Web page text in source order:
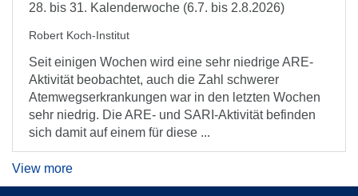
28. bis 31. Kalenderwoche (6.7. bis 2.8.2026)
Robert Koch-Institut
Seit einigen Wochen wird eine sehr niedrige ARE-
Aktivität beobachtet, auch die Zahl schwerer
Atemwegserkrankungen war in den letzten Wochen
sehr niedrig. Die ARE- und SARI-Aktivität befinden
sich damit auf einem für diese ...
View more